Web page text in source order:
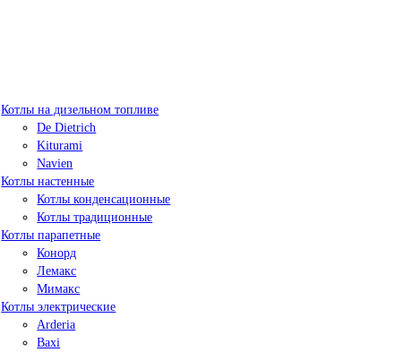
Котлы на дизельном топливе
De Dietrich
Kiturami
Navien
Котлы настенные
Котлы конденсационные
Котлы традиционные
Котлы парапетные
Конорд
Лемакс
Мимакс
Котлы электрические
Arderia
Baxi